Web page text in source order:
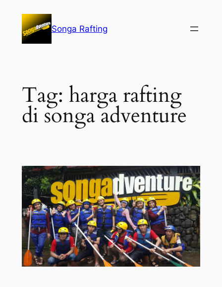
konten
Songa Rafting
Tag: harga rafting
di songa adventure